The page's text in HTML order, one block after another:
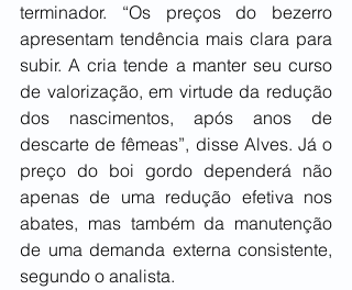
terminador. “Os preços do bezerro
apresentam tendência mais clara para
subir. A cria tende a manter seu curso
de valorização, em virtude da redução
dos nascimentos, após anos de
descarte de fêmeas”, disse Alves. Já o
preço do boi gordo dependerá não
apenas de uma redução efetiva nos
abates, mas também da manutenção
de uma demanda externa consistente,
segundo o analista.